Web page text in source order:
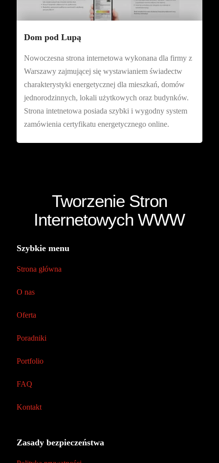
Dom pod Lupą
Nowoczesna strona internetowa wykonana dla firmy z
Warszawy zajmującej się wystawianiem świadectw
charakterystyki energetycznej dla mieszkań, domów
jednorodzinnych, lokali użytkowych oraz budynków.
Strona intetnetowa posiada szybki i wygodny system
zamówienia certyfikatu energetycznego online.
Tworzenie Stron
Internetowych WWW
Szybkie menu
Strona główna
O nas
Oferta
Poradniki
Portfolio
FAQ
Kontakt
Zasady bezpieczeństwa